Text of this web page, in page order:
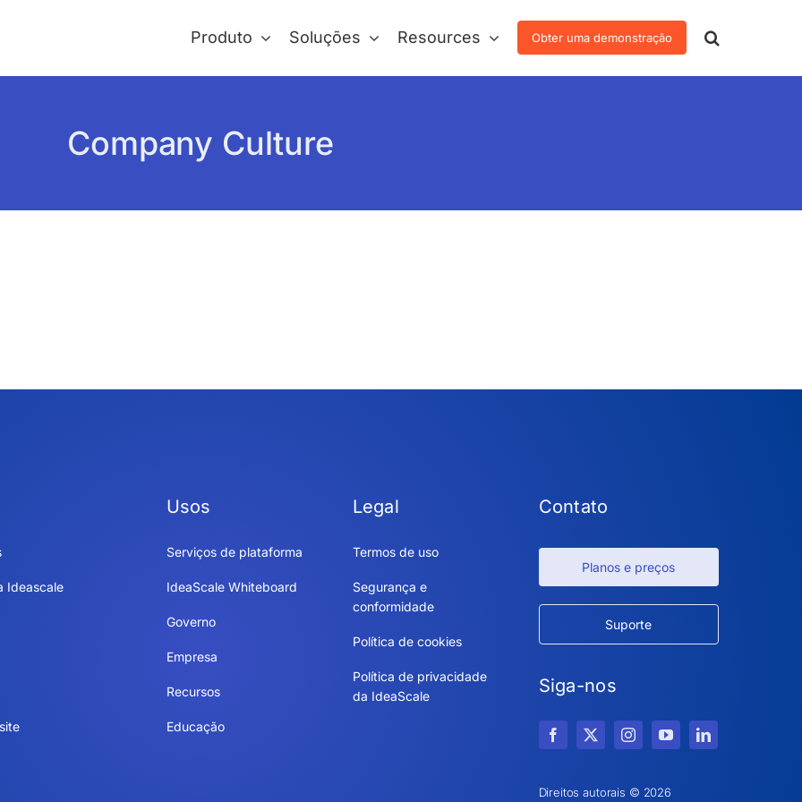
Produto Soluções Resources Obter uma demonstração
Company Culture
Ideascale
Usos
Serviços de plataforma
IdeaScale Whiteboard
Governo
Empresa
Recursos
Educação
Legal
Termos de uso
Segurança e
conformidade
Política de cookies
Política de privacidade
da IdeaScale
Contato
Planos e preços
Suporte
Siga-nos
Direitos autorais © 2026